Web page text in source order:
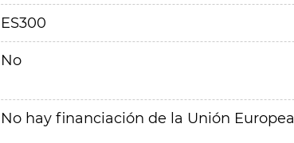
ES300
No
No hay financiación de la Unión Europea